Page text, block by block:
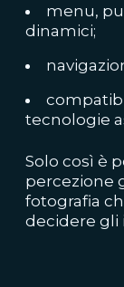
menu,
dinamici;
tecnologie
Solo così è
percezione
fotografia
decidere gli